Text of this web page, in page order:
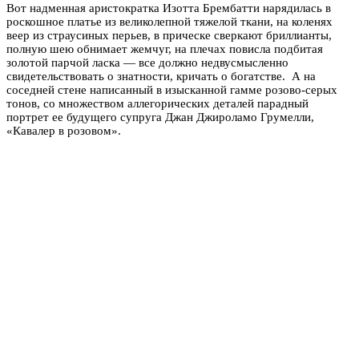
Вот надменная аристократка Изотта Брембатти нарядилась в
роскошное платье из великолепной тяжелой ткани, на коленях
веер из страусиных перьев, в прическе сверкают бриллианты,
полную шею обнимает жемчуг, на плечах повисла подбитая
золотой парчой ласка — все должно недвусмысленно
свидетельствовать о знатности, кричать о богатстве. А на
соседней стене написанный в изысканной гамме розово-серых
тонов, со множеством аллегорических деталей парадный
портрет ее будущего супруга Джан Джироламо Грумелли,
«Кавалер в розовом».